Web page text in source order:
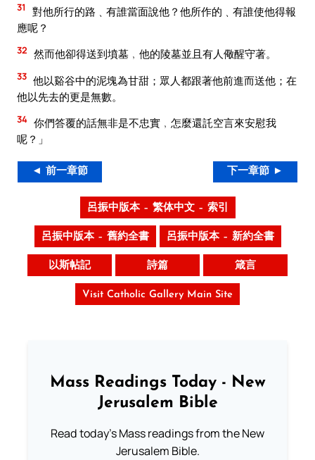
31
對他所行的路﹑有誰當面說他？他所作的﹑有誰使他得報
應呢？
32 然而他卻得送到墳墓﹐他的陵墓並且有人儆醒守著。
33 他以谿谷中的泥塊為甘甜；眾人都跟著他前進而送他；在
他以先去的更是無數。
34 你們答覆的話無非是不忠實﹐怎麼還託空言來安慰我
呢？」
◄ 前一章節 下一章節 ►
呂振中版本 – 繁体中文 – 索引
呂振中版本 – 舊約全書 呂振中版本 – 新約全書
以斯帖記 詩篇 箴言
Visit Catholic Gallery Main Site
Mass Readings Today - New
Jerusalem Bible
Read today's Mass readings from the New
Jerusalem Bible.